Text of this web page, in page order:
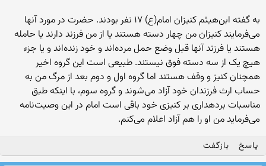
به گفته ابن‌هیثم کنیزان امام‌(ع) ۱۷ نفر بودند. حضرت در مورد آنها
می‌فرمایند کنیزان من چهار دسته هستند یا از من فرزند دارند یا حامله
هستند یا فرزند آنها قبل وضع حمل مرده‌اند و خود زنده‌اند و یا جزء
هیچ یک از سه دسته فوق نیستند. طبیعی است این گروه اخیر
همچنان کنیز و وقف هستند اما گروه اول و دوم بعد از مرگ من به
حساب ارث فرزندان خود آزاد می‌شوند و گروه سوم، با اینکه طبق
مناسبات برده‎داری بر کنیزی خود باقی است امام در این وصیت‌نامه
می‌فرماید من او را هم آزاد اعلام می‌کنم.
پاسخ بازگفت